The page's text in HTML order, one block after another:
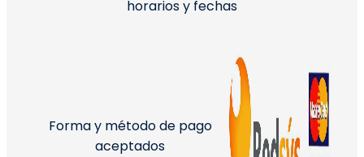
horarios y fechas
Forma y método de pago
aceptados